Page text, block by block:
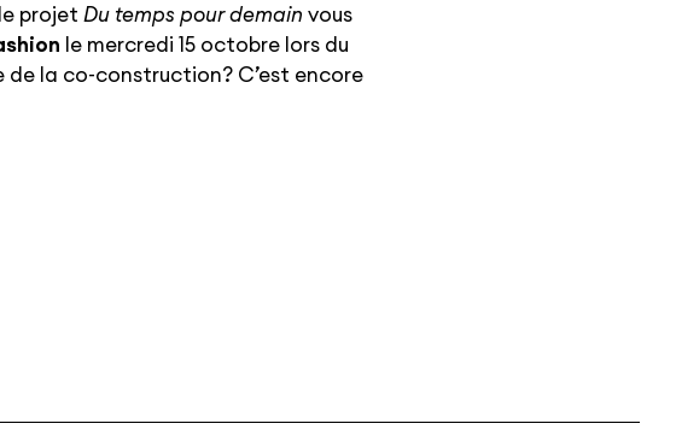
projetDu temps pour demain vous
le mercredi 15 octobre lors du
de la co-construction? C’est encore